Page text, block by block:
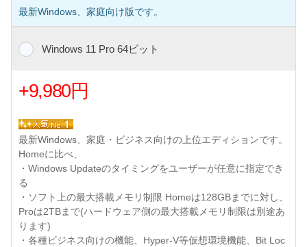
最新Windows、家庭向け版です。
Windows 11 Pro 64ビット
+9,980円
最新Windows、家庭・ビジネス向けの上位エディションです。
Homeに比べ、
・Windows Updateのタイミングをユーザーが任意に指定でき
る
・ソフト上の最大搭載メモリ制限 Homeは128GBまでに対し、
Proは2TBまで(ハードウェア側の最大搭載メモリ制限は別途あ
ります)
・各種ビジネス向けの機能、Hyper-V等仮想環境機能、Bit Loc